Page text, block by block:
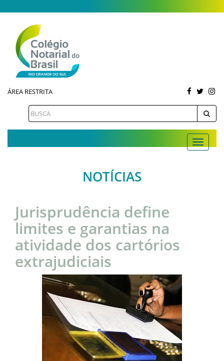
ÁREA RESTRITA
NOTÍCIAS
Jurisprudência define
limites e garantias na
atividade dos cartórios
extrajudiciais